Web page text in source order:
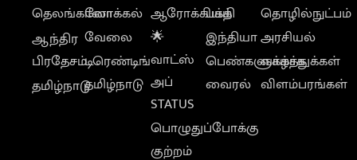
தெலங்கானா
ஆந்திர
பிரதேசம்
தமிழ்நாடு
லோக்கல்
வேலை
டிரெண்டிங்
தமிழ்நாடு
ஆரோக்கியம்
🌟
வாட்ஸ்
அப்
STATUS
பொழுதுப்போக்கு
குற்றம்
பக்தி
இந்தியா
பெண்களுக்காக
வைரல்
தொழில்நுட்பம்
அரசியல்
வாழ்த்துக்கள்
விளம்பரங்கள்